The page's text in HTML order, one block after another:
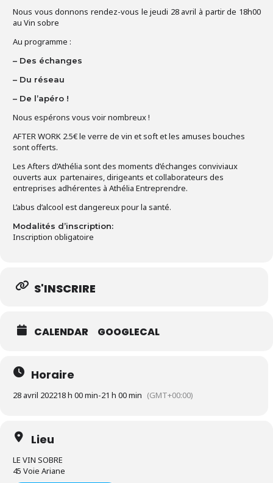
Nous vous donnons rendez-vous le jeudi 28 avril à partir de 18h00
au Vin sobre
Au programme :
– Des échanges
– Du réseau
– De l’apéro !
Nous espérons vous voir nombreux !
AFTER WORK 2.5€ le verre de vin et soft et les amuses bouches
sont offerts.
Les Afters d’Athélia sont des moments d’échanges conviviaux
ouverts aux partenaires, dirigeants et collaborateurs des
entreprises adhérentes à Athélia Entreprendre.
L’abus d’alcool est dangereux pour la santé.
Modalités d’inscription:
Inscription obligatoire
S'INSCRIRE
CALENDAR GOOGLECAL
Horaire
28 avril 202218 h 00 min-21 h 00 min (GMT+00:00)
Lieu
LE VIN SOBRE
45 Voie Ariane